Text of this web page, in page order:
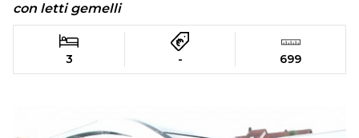
con letti gemelli
3 - 699